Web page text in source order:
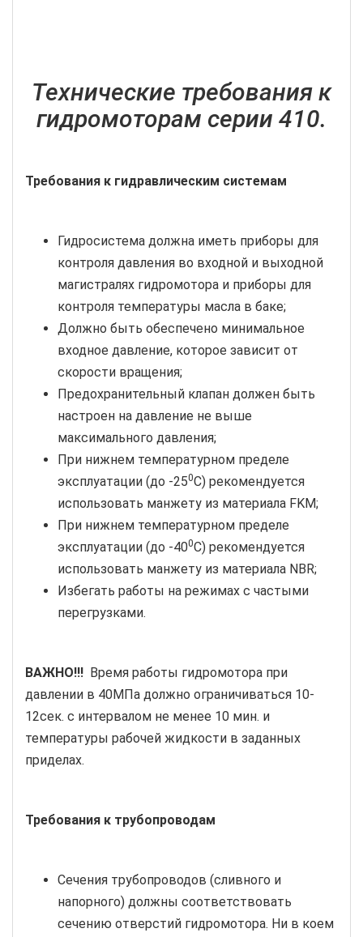
Технические требования к
гидромоторам серии 410.
Требования к гидравлическим системам
Гидросистема должна иметь приборы для
контроля давления во входной и выходной
магистралях гидромотора и приборы для
контроля температуры масла в баке;
Должно быть обеспечено минимальное
входное давление, которое зависит от
скорости вращения;
Предохранительный клапан должен быть
настроен на давление не выше
максимального давления;
При нижнем температурном пределе
эксплуатации (до -250С) рекомендуется
использовать манжету из материала FKM;
При нижнем температурном пределе
эксплуатации (до -400С) рекомендуется
использовать манжету из материала NBR;
Избегать работы на режимах с частыми
перегрузками.
ВАЖНО!!! Время работы гидромотора при
давлении в 40МПа должно ограничиваться 10-
12сек. с интервалом не менее 10 мин. и
температуры рабочей жидкости в заданных
приделах.
Требования к трубопроводам
Сечения трубопроводов (сливного и
напорного) должны соответствовать
сечению отверстий гидромотора. Ни в коем